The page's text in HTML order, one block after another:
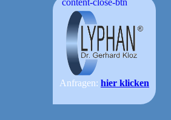
Anfragen: hier klicken